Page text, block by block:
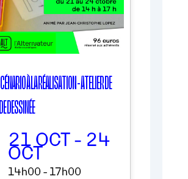
À LA RÉALISATION - ATELIER DE
DESSINÉE
21 OCT - 24
OCT
14h00 - 17h00